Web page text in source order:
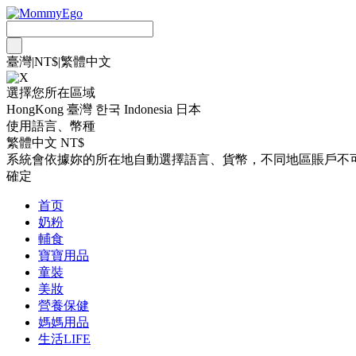
臺灣|NT$|繁體中文
選擇您所在區域
HongKong 臺灣 한국 Indonesia 日本
使用語言、幣種
繁體中文 NT$
系統會依據妳的所在地自動選擇語言、貨幣，不同地區賬戶
確定
首页
奶粉
輔食
寶寶用品
童裝
美妝
營養保健
媽媽用品
生活LIFE